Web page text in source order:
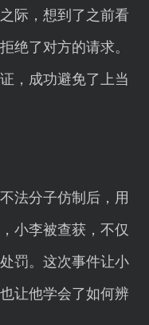
际，想到了之前看
绝了对方的请求。
，成功避免了上当
法分子仿制后，用
小李被查获，不仅
罚。这次事件让小
让他学会了如何辨